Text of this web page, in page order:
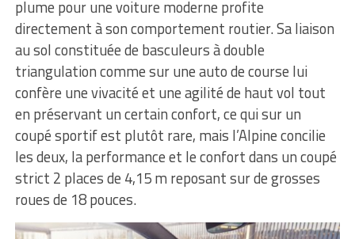
plume pour une voiture moderne profite
directement à son comportement routier. Sa liaison
au sol constituée de basculeurs à double
triangulation comme sur une auto de course lui
confère une vivacité et une agilité de haut vol tout
en préservant un certain confort, ce qui sur un
coupé sportif est plutôt rare, mais l’Alpine concilie
les deux, la performance et le confort dans un coupé
strict 2 places de 4,15 m reposant sur de grosses
roues de 18 pouces.